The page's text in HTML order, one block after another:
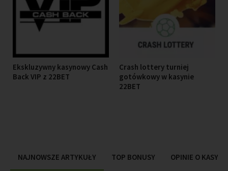
Ekskluzywny kasynowy Cash
Back VIP z 22BET
Crash lottery turniej
gotówkowy w kasynie
22BET
NAJNOWSZE ARTYKUŁY TOP BONUSY OPINIE O